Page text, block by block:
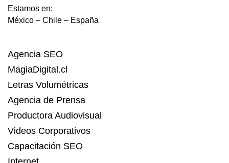
Estamos en:
México – Chile – España
Agencia SEO
MagiaDigital.cl
Letras Volumétricas
Agencia de Prensa
Productora Audiovisual
Videos Corporativos
Capacitación SEO